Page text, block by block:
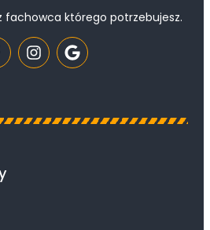
fachowca którego potrzebujesz.